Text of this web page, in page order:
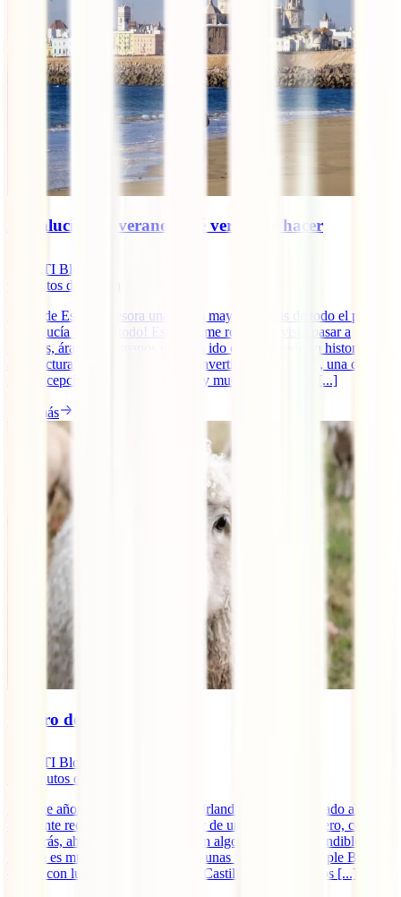
Andalucía este verano: qué ver y qué hacer
IATI Blog
minutos de lectura
El sur de España atesora una de las mayores joyas de todo el país.
¡Andalucía lo tiene todo! Este enorme región ha visto pasar a
fenicios, árabes o romanos que han ido conformando su historia,
arquitectura y gastronomía para convertirla en, sin duda, una de las
más excepcionales de Europa. ¡Hay mucho que ver en [...]
Leer más
Seguro de viaje a Irlanda
IATI Blog
minutos de lectura
Durante años, el seguro de viaje a Irlanda se ha considerado algo
altamente recomendable para gozar de un viaje seguro pero, como
ya sabrás, ahora se ha convertido en algo 100% imprescindible.
Irlanda es mucho más que tomarse unas pintas en el Temple Bar. Te
espera con lugares únicos como el Castillo de Blanrey, los [...]